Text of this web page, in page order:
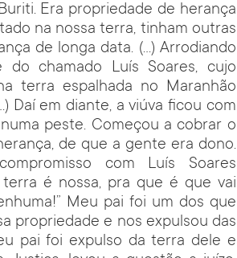
Era propriedade de herança
na nossa terra, tinham outras
de longa data. (…) Arrodiando
do chamado Luís Soares, cujo
terra espalhada no Maranhão
Daí em diante, a viúva ficou com
peste. Começou a cobrar o
de que a gente era dono.
com Luís Soares
é nossa, pra que é que vai
Meu pai foi um dos que
propriedade e nos expulsou das
pai foi expulso da terra dele e